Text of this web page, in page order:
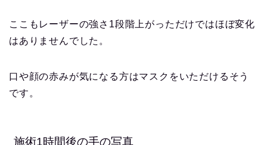
ここもレーザーの強さ1段階上がっただけではほぼ変化
はありませんでした。
口や顔の赤みが気になる方はマスクをいただけるそう
です。
施術1時間後の手の写真